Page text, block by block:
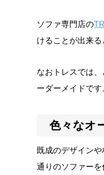
ソファ専門店の
けることが出来る
なおトレスでは
ーダーメイドで
色々なオ
既成のデザイン
通りのソファー